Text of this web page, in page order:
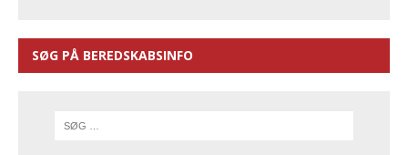
SØG PÅ BEREDSKABSINFO